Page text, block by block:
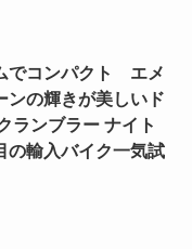
でコンパクト エメ
ンの輝きが美しいド
ランブラー ナイト
の輸入バイク一気試